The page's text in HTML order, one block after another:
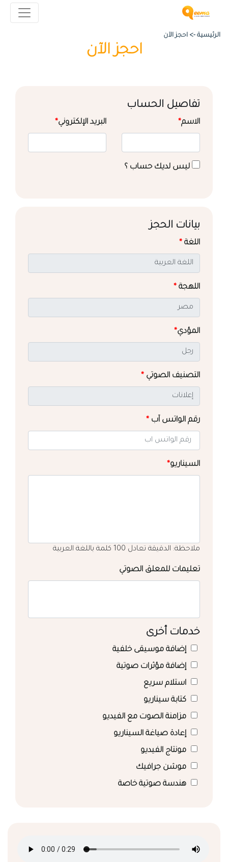
الرئيسية -> احجز الآن
احجز الآن
تفاصيل الحساب
الاسم* البريد الإلكتروني*
ليس لديك حساب ؟
بيانات الحجز
اللغة *
اللهجة *
المؤدي*
التصنيف الصوتي *
رقم الواتس آب *
السيناريو*
ملاحظة: الدقيقة تعادل 100 كلمة باللغة العربية
تعليمات للمعلق الصوتي
خدمات أخرى
إضافة موسيقى خلفية
إضافة مؤثرات صوتية
استلام سريع
كتابة سيناريو
مزامنة الصوت مع الفيديو
إعادة صياغة السيناريو
مونتاج الفيديو
موشن جرافيك
هندسة صوتية خاصة